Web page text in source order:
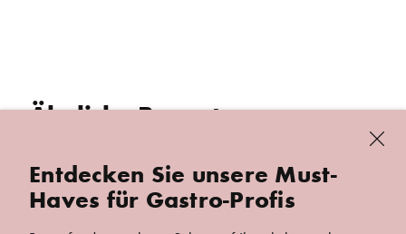
Ähnliche Rezepte
Pizza mit gerilltem Gemüse
Entdecken Sie unsere Must-
Haves für Gastro-Profis